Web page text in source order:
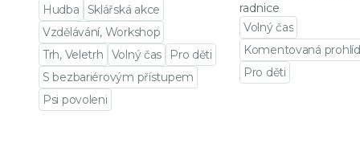
Hudba
Sklářská akce
Vzdělávání, Workshop
Trh, Veletrh
Volný čas
Pro děti
S bezbariérovým přístupem
Psi povoleni
radnice
Volný čas
Komentovaná
Pro děti